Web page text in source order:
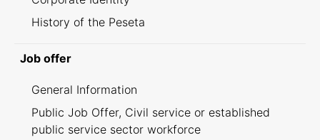
History of the Peseta
Job offer
General Information
Public Job Offer, Civil service or established
public service sector workforce